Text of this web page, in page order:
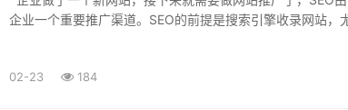
企业一个重要推广渠道。SEO的前提是搜索引擎收录网站，
02-23 184